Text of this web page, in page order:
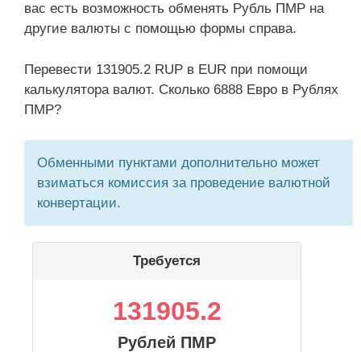
вас есть возможность обменять Рубль ПМР на
другие валюты с помощью формы справа.
Перевести 131905.2 RUP в EUR при помощи
калькулятора валют. Сколько 6888 Евро в Рублях
ПМР?
Обменными пунктами дополнительно может
взиматься комиссия за проведение валютной
конвертации.
Требуется
131905.2
Рублей ПМР